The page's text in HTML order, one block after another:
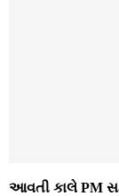
આવતી કાલે PM